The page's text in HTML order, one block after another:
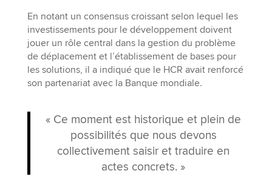
En notant un consensus croissant selon lequel les
investissements pour le développement doivent
jouer un rôle central dans la gestion du problème
de déplacement et l’établissement de bases pour
les solutions, il a indiqué que le HCR avait renforcé
son partenariat avec la Banque mondiale.
« Ce moment est historique et plein de
possibilités que nous devons
collectivement saisir et traduire en
actes concrets. »